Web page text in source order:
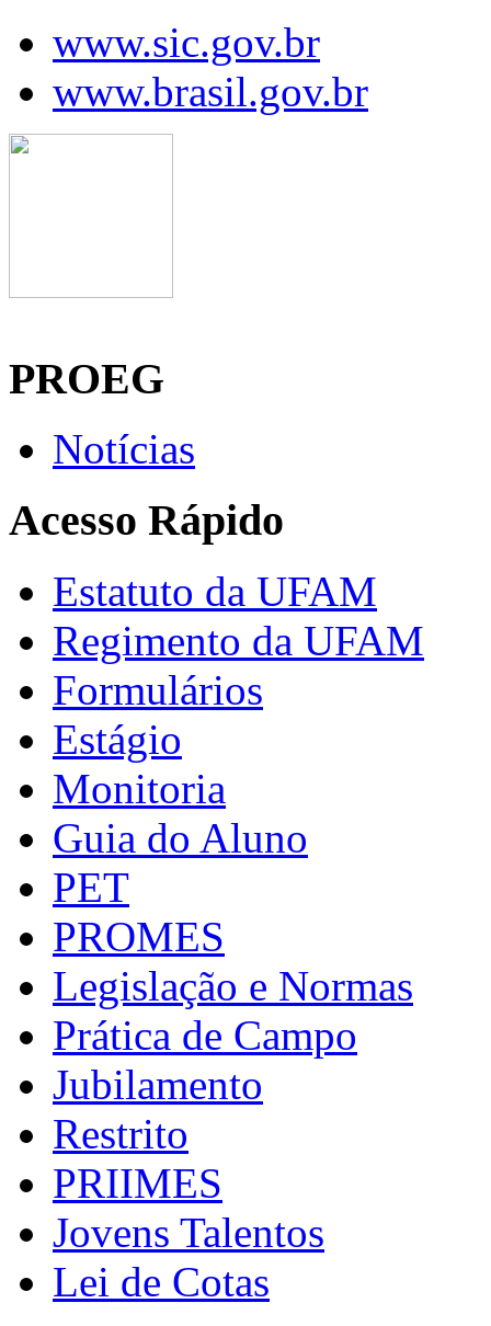
www.sic.gov.br
www.brasil.gov.br
PROEG
Notícias
Acesso Rápido
Estatuto da UFAM
Regimento da UFAM
Formulários
Estágio
Monitoria
Guia do Aluno
PET
PROMES
Legislação e Normas
Prática de Campo
Jubilamento
Restrito
PRIIMES
Jovens Talentos
Lei de Cotas